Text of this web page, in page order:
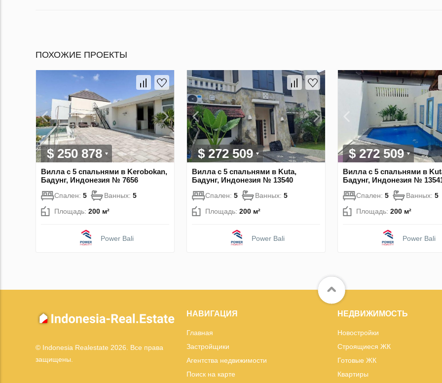
ПОХОЖИЕ ПРОЕКТЫ
$ 250 878
Вилла с 5 спальнями в Kerobokan,
Бадунг, Индонезия № 7656
Спален: 5 Ванных: 5
Площадь: 200 м²
Power Bali
$ 272 509
Вилла с 5 спальнями в Kuta,
Бадунг, Индонезия № 13540
Спален: 5 Ванных: 5
Площадь: 200 м²
Power Bali
$ 272 509
Вилла с 5 спальнями в
Бадунг, Индонезия №
Спален: 5 Ванных: 5
Площадь: 200 м²
Power Bali
© Indonesia Realestate 2026. Все права
защищены.
НАВИГАЦИЯ
Главная
Застройщики
Агентства недвижимости
Поиск на карте
НЕДВИЖИМОСТЬ
Новостройки
Строящиеся ЖК
Готовые ЖК
Квартиры